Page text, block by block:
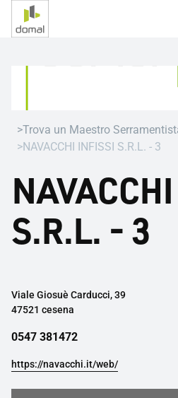
Trova un Maestro
NAVACCHI INFISSI S.R.L. - 3
S.R.L. - 3
Viale Giosuè Carducci, 39
47521 cesena
0547 381472
https://navacchi.it/web/